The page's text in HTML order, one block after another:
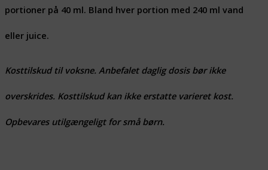
portioner på 40 ml. Bland hver portion med 240 ml vand
eller juice.
Kosttilskud til voksne. Anbefalet daglig dosis bør ikke
overskrides. Kosttilskud kan ikke erstatte varieret kost.
Opbevares utilgængeligt for små børn.